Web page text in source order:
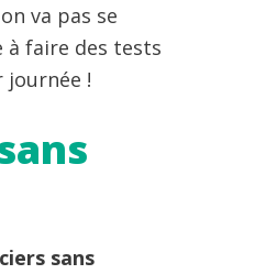
va pas se
à faire des tests
journée !
sans